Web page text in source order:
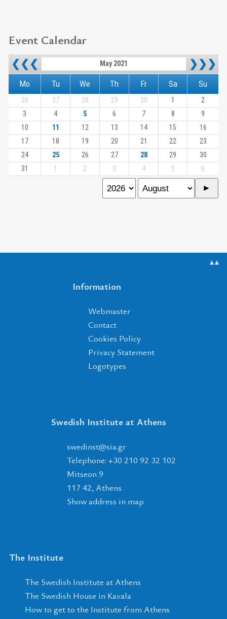
Event Calendar
❮❮❮ May 2021 ❯❯❯
Mo Tu We Th Fr Sa Su
26 27 28 29 30 1
2
3
4 5 6 7 8
9
10
11 12 13 14 15
16
17
18 19 20 21 22
23
24
25 26 27 28 29
30
31
1 2 3 4 5 6
▲▲
Information
Webmaster
Contact
Cookies Policy
Privacy Statement
Logotypes
Swedish Institute at Athens
rg
.
ais
@
tsnidews
Telephone: +30 210 92 32 102
Mitseon 9
117 42, Athens
Show address in map
The Institute
The Swedish Institute at Athens
The Swedish House in Kavala
How to get to the Institute from Athens